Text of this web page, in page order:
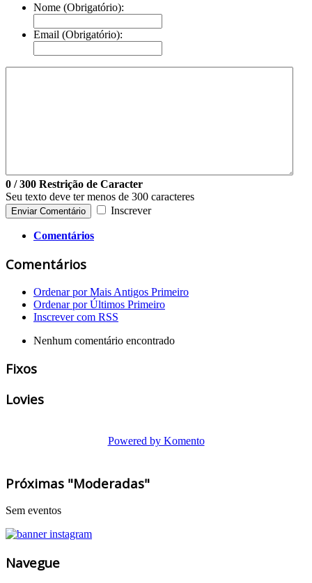
Nome (Obrigatório):
Email (Obrigatório):
0 / 300 Restrição de Caracter
Seu texto deve ter menos de 300 caracteres
Enviar Comentário Inscrever
Comentários
Comentários
Ordenar por Mais Antigos Primeiro
Ordenar por Últimos Primeiro
Inscrever com RSS
Nenhum comentário encontrado
Fixos
Lovies
Powered by Komento
Próximas "Moderadas"
Sem eventos
Navegue